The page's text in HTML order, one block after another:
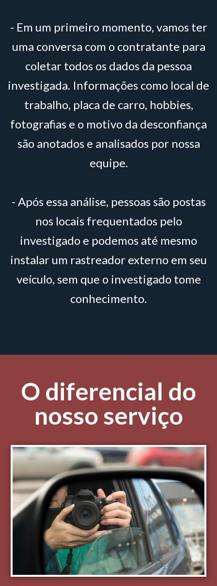
- Em um primeiro momento, vamos ter
uma conversa com o contratante para
coletar todos os dados da pessoa
investigada. Informações como local de
trabalho, placa de carro, hobbies,
fotografias e o motivo da desconfiança
são anotados e analisados por nossa
equipe.
- Após essa análise, pessoas são postas
nos locais frequentados pelo
investigado e podemos até mesmo
instalar um rastreador externo em seu
veículo, sem que o investigado tome
conhecimento.
O diferencial do
nosso serviço